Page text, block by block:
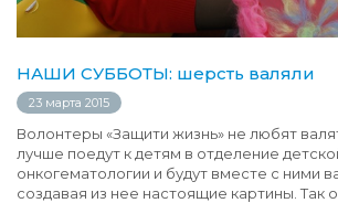
НАШИ СУББОТЫ: шерсть валяли
23 марта 2015
Волонтеры «Защити жизнь» не любят
лучше поедут к детям в отделение
онкогематологии и будут вместе с ними
создавая из нее настоящие картины. Так